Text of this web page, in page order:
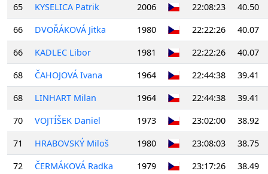
65
KYSELICA Patrik 2006 22:08:23
40.50
66
DVOŘÁKOVÁ Jitka 1980 22:22:26
40.07
66
KADLEC Libor 1981 22:22:26
40.07
68
ČAHOJOVÁ Ivana 1964 22:44:38
39.41
68
LINHART Milan 1964 22:44:38
39.41
70
VOJTÍŠEK Daniel 1973 23:02:00
38.92
71
HRABOVSKÝ Miloš 1980 23:08:03
38.75
72
ČERMÁKOVÁ Radka 1979 23:17:26
38.49